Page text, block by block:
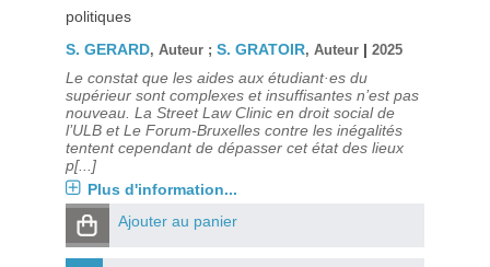
politiques
S. GERARD, Auteur ; S. GRATOIR, Auteur | 2025
Le constat que les aides aux étudiant·es du
supérieur sont complexes et insuffisantes n’est pas
nouveau. La Street Law Clinic en droit social de
l’ULB et Le Forum-Bruxelles contre les inégalités
tentent cependant de dépasser cet état des lieux
p[...]
Plus d'information...
Ajouter au panier